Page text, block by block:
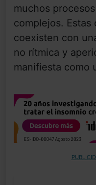
muchos
complejos. Estas
coexisten con
no rítmica y
manifiesta como